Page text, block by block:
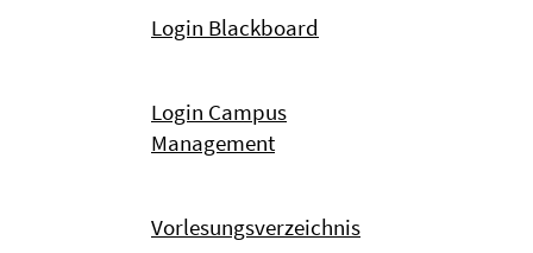
Login Blackboard
Login Campus
Management
Vorlesungsverzeichnis